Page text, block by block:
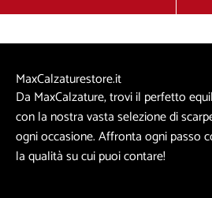
MaxCalzaturestore.it
Da MaxCalzature, trovi il perfetto
con la nostra vasta selezione di
ogni occasione. Affronta ogni passo
la qualità su cui puoi contare!